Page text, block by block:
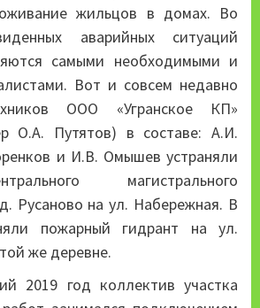
жильцов в домах. Во
аварийных ситуаций
самыми необходимыми и
Вот и совсем недавно
ООО «Угранское КП»
О.А. Путятов) в составе: А.И.
и И.В. Омышев устраняли
магистрального
Русаново на ул. Набережная. В
пожарный гидрант на ул.
же деревне.
2019 год коллектив участка